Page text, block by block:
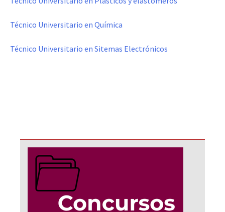
Técnico Universitario en Química
Técnico Universitario en Sitemas Electrónicos